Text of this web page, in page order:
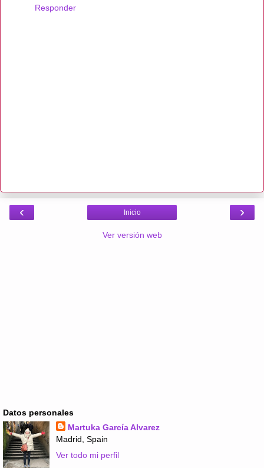
Responder
‹ ›
Inicio
Ver versión web
Datos personales
Martuka García Alvarez
Madrid, Spain
Ver todo mi perfil